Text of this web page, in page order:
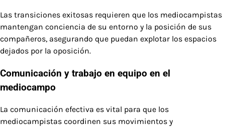
Las transiciones exitosas requieren que los mediocampistas
mantengan conciencia de su entorno y la posición de sus
compañeros, asegurando que puedan explotar los espacios
dejados por la oposición.
Comunicación y trabajo en equipo en el
mediocampo
La comunicación efectiva es vital para que los
mediocampistas coordinen sus movimientos y